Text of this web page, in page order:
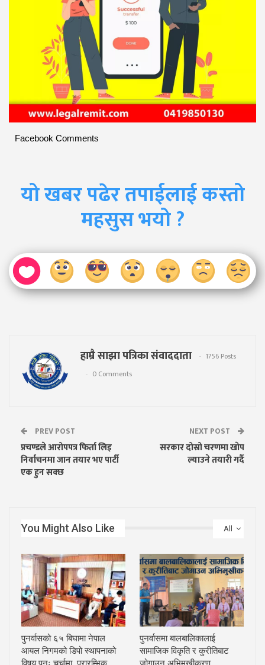
Facebook Comments
यो खबर पढेर तपाईलाई कस्तो
महसुस भयो ?
हाम्रै साझा पत्रिका संवाददाता
1756 Posts
0 Comments
PREV POST
प्रचण्डले आरोपपत्र फिर्ता लिइ
निर्वाचनमा जान तयार भए पार्टी
एक हुन सक्छ
NEXT POST
सरकार दोस्रो चरणमा खाेप
ल्याउने तयारी गर्दै
All
You Might Also Like
पुनर्वासको ६५ बिघामा नेपाल
आयल निगमको डिपो स्थापनाको
पुनर्वासमा बालबालिकालाई
सामाजिक विकृति र कुरीतिबाट